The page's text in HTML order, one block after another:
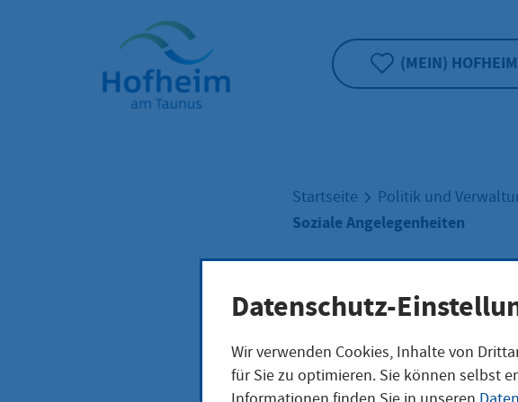
Startseite"
(MEIN) HOFHEIM
Startseite Politik und
Soziale Angelegenheiten
Soziale
Datenschutz-
Wir verwenden Cookies, Inhalte von
für Sie zu optimieren. Sie können selbst